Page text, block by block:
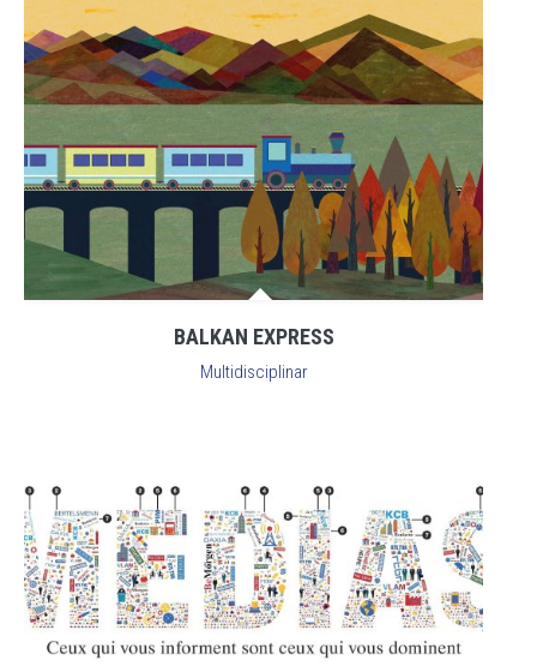
BALKAN EXPRESS
Multidisciplinar